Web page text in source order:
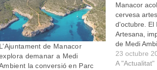
L’Ajuntament de Manacor
demanar a Medi
la conversió en Parc
Manacor
cervesa
d'octubre. El
Artesana,
de Medi
principals
d'aquest
23 octubre
A "Actualitat"